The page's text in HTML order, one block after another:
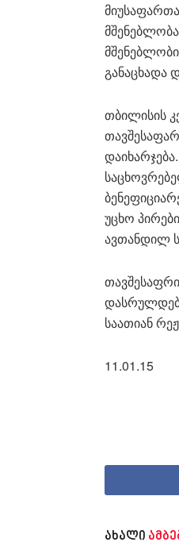
განაცხადა
თბილისის
უცხო
ავთანდილ
საათიან
11.01.15
ახალი